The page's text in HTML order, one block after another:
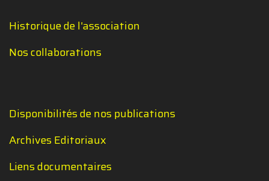
Historique de l'association
Nos collaborations
Disponibilités de nos publications
Archives Editoriaux
Liens documentaires